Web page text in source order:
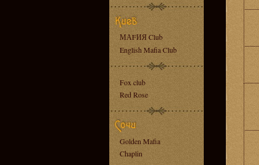
МАFИЯ Club
English Mafia Club
Fox club
Red Rose
Golden Mafia
Chaplin